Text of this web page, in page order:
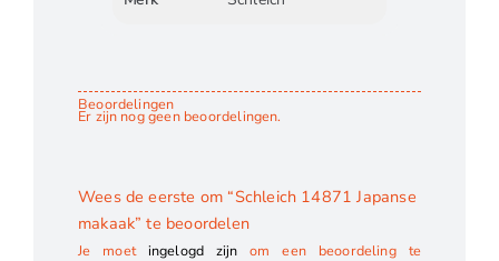
Beoordelingen
Er zijn nog geen beoordelingen.
Wees de eerste om “Schleich 14871 Japanse
makaak” te beoordelen
Je moet ingelogd zijn om een beoordeling te